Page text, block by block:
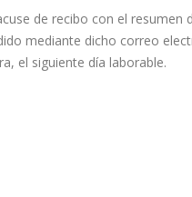
de recibo con el resumen
mediante dicho correo
el siguiente día laborable.